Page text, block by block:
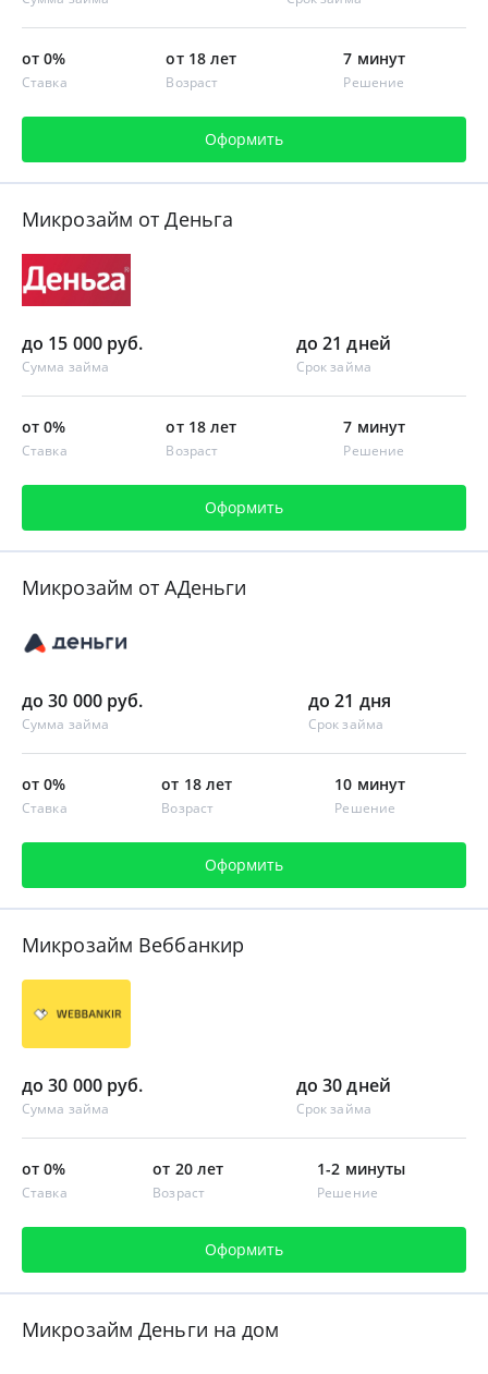
от 0%
Ставка
от 18 лет
Возраст
7 минут
Решение
Оформить
Микрозайм от Деньга
до 15 000 руб.
Сумма займа
до 21 дней
Срок займа
от 0%
Ставка
от 18 лет
Возраст
7 минут
Решение
Оформить
Микрозайм от АДеньги
до 30 000 руб.
Сумма займа
до 21 дня
Срок займа
от 0%
Ставка
от 18 лет
Возраст
10 минут
Решение
Оформить
Микрозайм Веббанкир
до 30 000 руб.
Сумма займа
до 30 дней
Срок займа
от 0%
Ставка
от 20 лет
Возраст
1-2 минуты
Решение
Оформить
Микрозайм Деньги на дом